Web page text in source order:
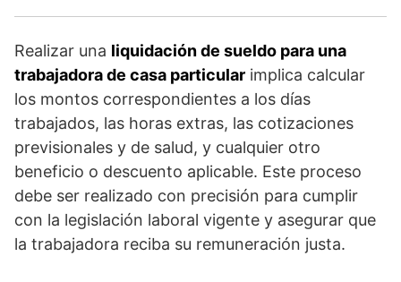
o
k
p
Realizar una liquidación de sueldo para una
trabajadora de casa particular implica calcular
los montos correspondientes a los días
trabajados, las horas extras, las cotizaciones
previsionales y de salud, y cualquier otro
beneficio o descuento aplicable. Este proceso
debe ser realizado con precisión para cumplir
con la legislación laboral vigente y asegurar que
la trabajadora reciba su remuneración justa.